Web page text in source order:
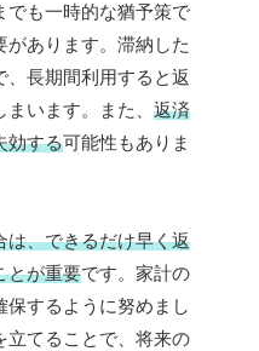
でも一時的な猶予策で
があります。滞納した
長期間利用すると返
います。また、 返済
効する可能性もありま
は、できるだけ早く返
とが重要です。家計の
保するように努めまし
立てることで、将来の